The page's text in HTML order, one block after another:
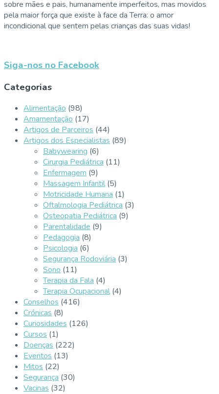
sobre mães e pais, humanamente imperfeitos, mas movidos
pela maior força que existe à face da Terra: o amor
incondicional que sentem pelas crianças das suas vidas!
Siga-nos no Facebook
Categorias
Alimentação (98)
Amamentação (17)
Artigos de Parceiros (44)
Artigos dos Especialistas (89)
Babywearing (6)
Cirurgia Pediátrica (11)
Enfermagem (9)
Massagem Infantil (5)
Motricidade Humana (1)
Oftalmologia Pediátrica (3)
Osteopatia Pediátrica (9)
Parentalidade (9)
Pedagogia (8)
Psicologia (6)
Segurança Rodoviária (3)
Sono (11)
Terapia da Fala (4)
Terapia Ocupacional (4)
Conselhos (416)
Crónicas (8)
Curiosidades (126)
Cursos (1)
Doenças (222)
Eventos (13)
Mitos (22)
Segurança (30)
Vacinas (32)